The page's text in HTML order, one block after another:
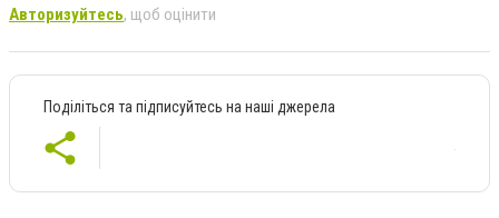
Авторизуйтесь, щоб оцінити
Поділіться та підписуйтесь на наші джерела